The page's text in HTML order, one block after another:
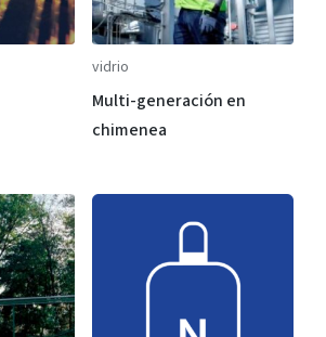
vidrio
Multi-generación en
chimenea